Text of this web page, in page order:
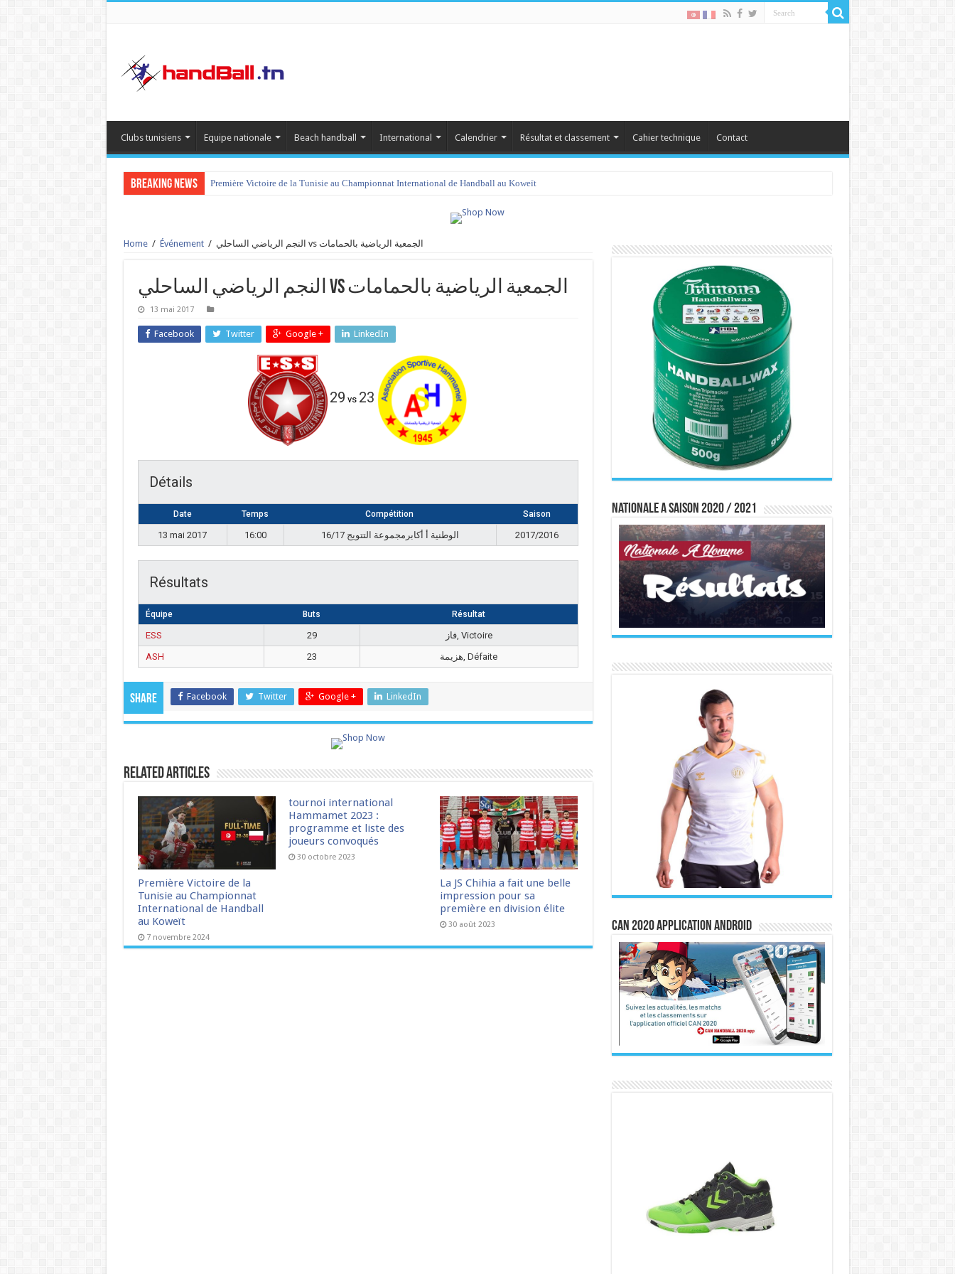
Clubs tunisiens Equipe nationale Beach handball International Calendrier Résultat et classement Cahier technique Contact
Breaking News Première Victoire de la Tunisie au Championnat International de Handball au Koweït
Home / Événement / النجم الرياضي الساحلي vs الجمعية الرياضية بالحمامات
النجم الرياضي الساحلي vs الجمعية الرياضية بالحمامات
13 mai 2017
Facebook Twitter Google + LinkedIn
29 vs 23
Détails
Date Temps Compétition Saison
13 mai 2017 16:00 الوطنية أ أكابرمجموعة التتويج 16/17 2017/2016
Résultats
Équipe Buts Résultat
ESS 29
فاز, Victoire
ASH
23 هزيمة, Défaite
Share Facebook Twitter Google + LinkedIn
Related Articles
Première Victoire de la
Tunisie au Championnat
International de Handball
au Koweït
7 novembre 2024
tournoi international
Hammamet 2023 :
programme et liste des
joueurs convoqués
30 octobre 2023
La JS Chihia a fait une belle
impression pour sa
première en division élite
30 août 2023
Nationale A saison 2020 / 2021
CAN 2020 Application Android